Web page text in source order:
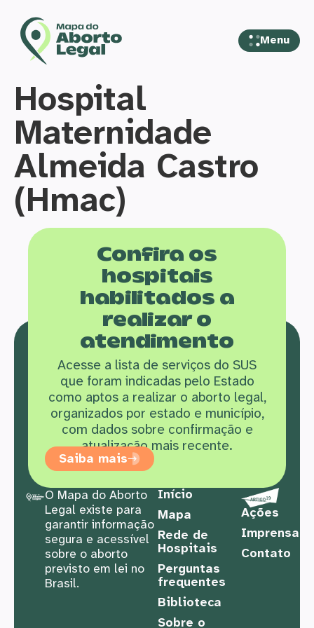
Menu
Hospital
Maternidade
Almeida Castro
(Hmac)
Confira os
hospitais
habilitados a
realizar o
atendimento
Acesse a lista de serviços do SUS
que foram indicadas pelo Estado
como aptos a realizar o aborto legal,
organizados por estado e município,
com dados sobre confirmação e
atualização mais recente.
Saiba mais
O Mapa do Aborto
Legal existe para
garantir informação
segura e acessível
sobre o aborto
previsto em lei no
Brasil.
Início
Mapa
Rede de
Hospitais
Perguntas
frequentes
Biblioteca
Sobre o
Ações
Imprensa
Contato